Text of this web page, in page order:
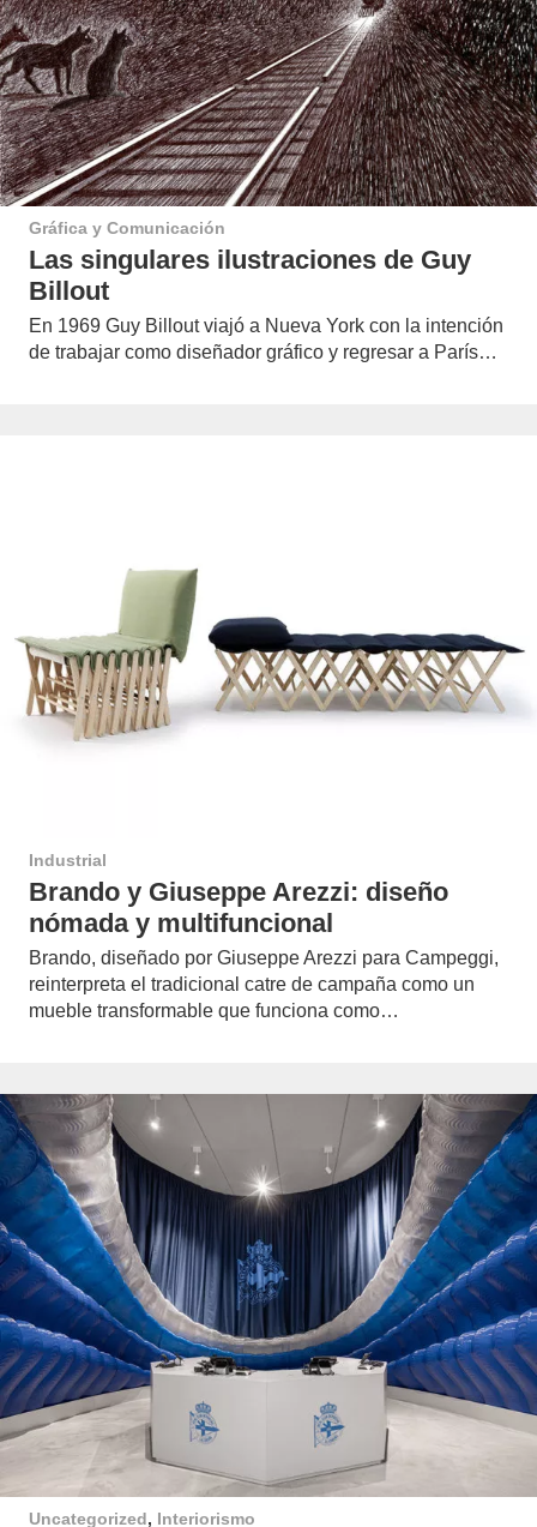
Gráfica y Comunicación
Las singulares ilustraciones de Guy
Billout
En 1969 Guy Billout viajó a Nueva York con la intención
de trabajar como diseñador gráfico y regresar a París…
Industrial
Brando y Giuseppe Arezzi: diseño
nómada y multifuncional
Brando, diseñado por Giuseppe Arezzi para Campeggi,
reinterpreta el tradicional catre de campaña como un
mueble transformable que funciona como…
Uncategorized, Interiorismo